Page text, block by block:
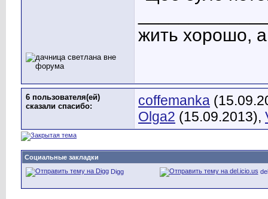
жить хорошо,
6 пользователя(ей)
сказали cпасибо:
coffemanka
Olga2 (15.09.2013),
Социальные закладки
Digg